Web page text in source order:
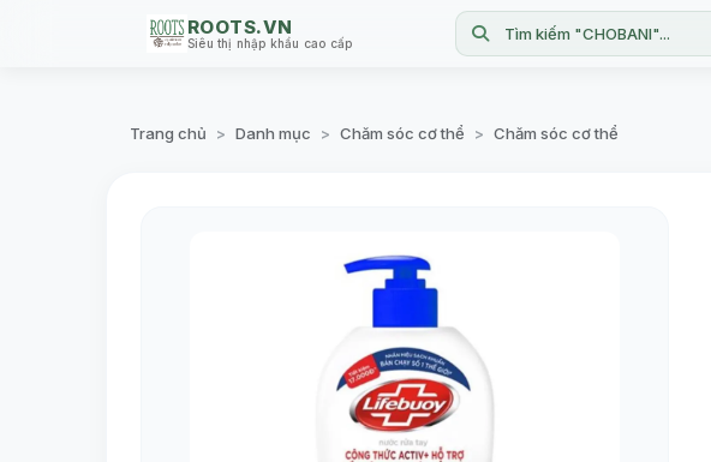
ROOTS.VN
Siêu thị nhập khẩu cao cấp Tìm kiếm "CHOBANI"...
Trang chủ > Danh mục > Chăm sóc cơ thể > Chăm sóc cơ thể